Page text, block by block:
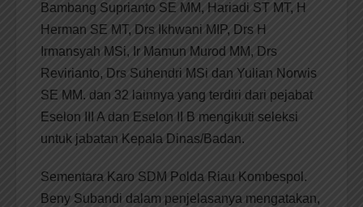
Bambang Suprianto SE MM, Hariadi ST MT, H
Herman SE MT, Drs Ikhwani MIP, Drs H
Irmansyah MSi, Ir Mamun Murod MM, Drs
Revirianto, Drs Suhendri MSi dan Yulian Norwis
SE MM. dan 32 lainnya yang terdiri dari pejabat
Eselon III A dan Eselon II B mengikuti seleksi
untuk jabatan Kepala Dinas/Badan.
Sementara Karo SDM Polda Riau Kombespol.
Beny Subandi dalam penjelasanya mengatakan,